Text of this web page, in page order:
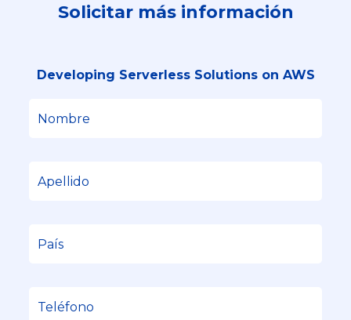
Solicitar más información
Developing Serverless Solutions on AWS